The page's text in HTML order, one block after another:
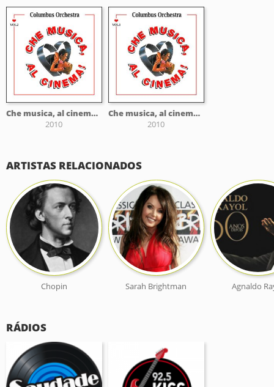
Che musica, al cinema! - Vol. 2
2010
Che musica, al cinema! - Vol. 1
2010
ARTISTAS RELACIONADOS
Chopin Sarah Brightman Agnaldo
RÁDIOS